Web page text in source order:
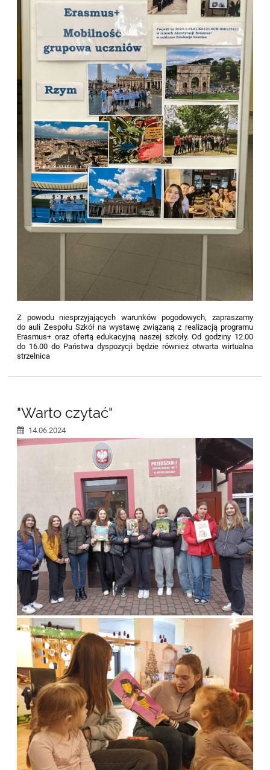
Z powodu niesprzyjających warunków pogodowych, zapraszamy
do auli Zespołu Szkół na wystawę związaną z realizacją programu
Erasmus+ oraz ofertą edukacyjną naszej szkoły. Od godziny 12.00
do 16.00 do Państwa dyspozycji będzie również otwarta wirtualna
strzelnica
"Warto czytać"
14.06.2024